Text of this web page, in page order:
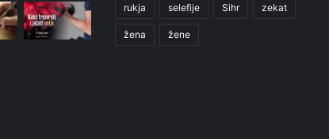
rukja selefije Sihr zekat
žena žene